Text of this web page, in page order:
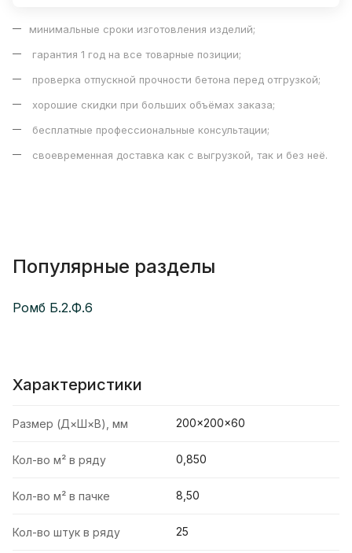
минимальные сроки изготовления изделий;
гарантия 1 год на все товарные позиции;
проверка отпускной прочности бетона перед отгрузкой;
хорошие скидки при больших объёмах заказа;
бесплатные профессиональные консультации;
своевременная доставка как с выгрузкой, так и без неё.
Популярные разделы
Ромб Б.2.Ф.6
Характеристики
Размер (Д×Ш×В), мм 200×200×60
Кол-во м² в ряду 0,850
Кол-во м² в пачке 8,50
Кол-во штук в ряду 25